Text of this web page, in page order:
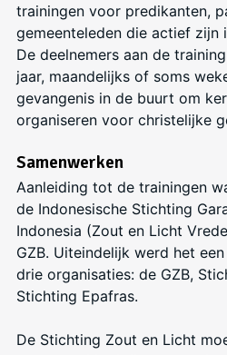
trainingen voor predikanten,
gemeenteleden die actief zijn
De deelnemers aan de
jaar, maandelijks of soms
gevangenis in de buurt om
organiseren voor christelijke
Samenwerken
Aanleiding tot de trainingen
de Indonesische Stichting
Indonesia (Zout en Licht
GZB. Uiteindelijk werd het
drie organisaties: de GZB,
Stichting Epafras.
De Stichting Zout en Licht